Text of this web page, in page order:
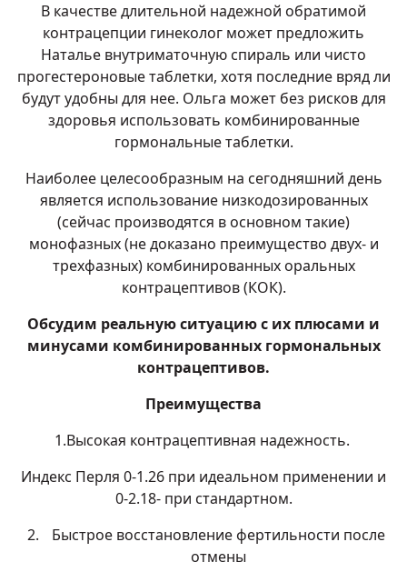
В качестве длительной надежной обратимой
контрацепции гинеколог может предложить
Наталье внутриматочную спираль или чисто
прогестероновые таблетки, хотя последние вряд ли
будут удобны для нее. Ольга может без рисков для
здоровья использовать комбинированные
гормональные таблетки.
Наиболее целесообразным на сегодняшний день
является использование низкодозированных
(сейчас производятся в основном такие)
монофазных (не доказано преимущество двух- и
трехфазных) комбинированных оральных
контрацептивов (КОК).
Обсудим реальную ситуацию с их плюсами и
минусами комбинированных гормональных
контрацептивов.
Преимущества
1.Высокая контрацептивная надежность.
Индекс Перля 0-1.26 при идеальном применении и
0-2.18- при стандартном.
Быстрое восстановление фертильности после
отмены